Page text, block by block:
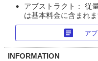
アブストラクト： 従
は基本料金に含まれま
article ア
INFORMATION